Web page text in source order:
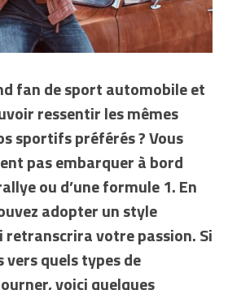
fan de sport automobile et
ressentir les mêmes
sportifs préférés ? Vous
pas embarquer à bord
ou d’une formule 1. En
adopter un style
votre passion. Si
vers quels types de
voici quelques